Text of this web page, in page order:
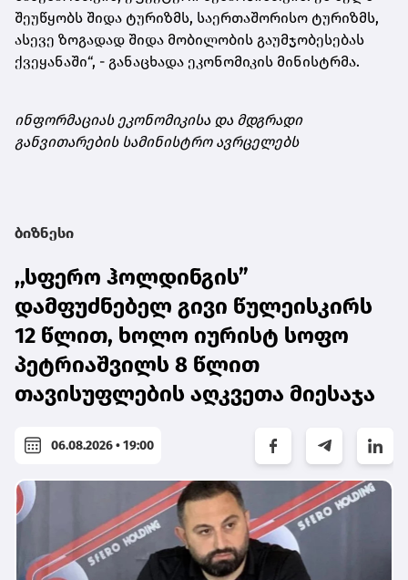
შეუწყობს შიდა ტურიზმს, საერთაშორისო ტურიზმს,
ასევე ზოგადად შიდა მობილობის გაუმჯობესებას
ქვეყანაში“, - განაცხადა ეკონომიკის მინისტრმა.
ინფორმაციას ეკონომიკისა და მდგრადი
განვითარების სამინისტრო ავრცელებს
ბიზნესი
,,სფერო ჰოლდინგის”
დამფუძნებელ გივი წულეისკირს
12 წლით, ხოლო იურისტ სოფო
პეტრიაშვილს 8 წლით
თავისუფლების აღკვეთა მიესაჯა
06.08.2026 • 19:00